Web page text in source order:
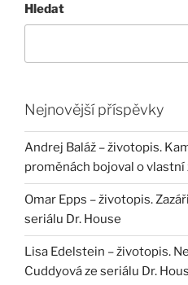
Hledat
Nejnovější příspěvky
Andrej Baláž – životopis.
proměnách bojoval o vlastní
Omar Epps – životopis.
seriálu Dr. House
Lisa Edelstein – životopis.
Cuddyová ze seriálu Dr.